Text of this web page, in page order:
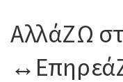
ΑλλάΖΩ